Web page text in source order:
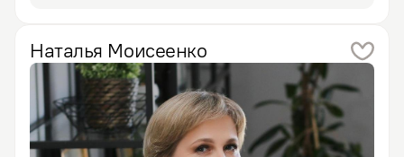
Наталья Моисеенко